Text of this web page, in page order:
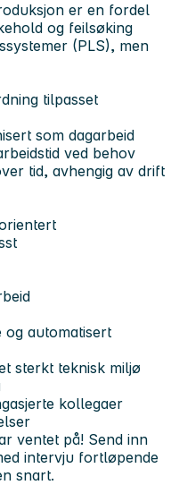
er en fordel
og feilsøking
(PLS), men
tilpasset
som dagarbeid
ved behov
tid, avhengig av drift
og automatisert
sterkt teknisk miljø
kollegaer
ventet på! Send inn
intervju fortløpende
snart.